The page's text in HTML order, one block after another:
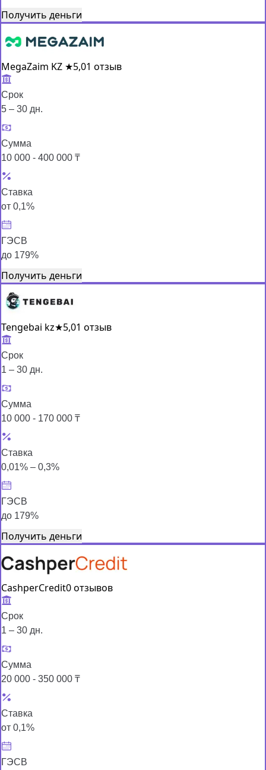
Получить деньги
MegaZaim KZ ★5,01 отзыв
Срок
5 – 30 дн.
Сумма
10 000 - 400 000 ₸
Ставка
от 0,1%
ГЭСВ
до 179%
Получить деньги
Tengebai kz★5,01 отзыв
Срок
1 – 30 дн.
Сумма
10 000 - 170 000 ₸
Ставка
0,01% – 0,3%
ГЭСВ
до 179%
Получить деньги
CashperCredit0 отзывов
Срок
1 – 30 дн.
Сумма
20 000 - 350 000 ₸
Ставка
от 0,1%
ГЭСВ